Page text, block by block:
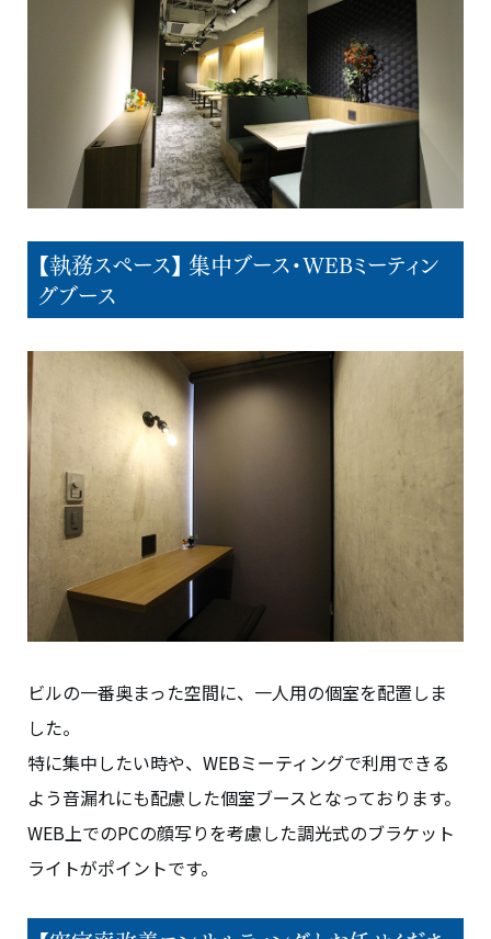
【執務スペース】 集中ブース・WEBミーティン
グブース
ビルの一番奥まった空間に、一人用の個室を配置しま
した。
特に集中したい時や、WEBミーティングで利用できる
よう音漏れにも配慮した個室ブースとなっております。
WEB上でのPCの顔写りを考慮した調光式のブラケット
ライトがポイントです。